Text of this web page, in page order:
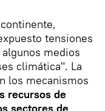
tensiones
medios
climática". La
los mecanismos
recursos de
sectores de